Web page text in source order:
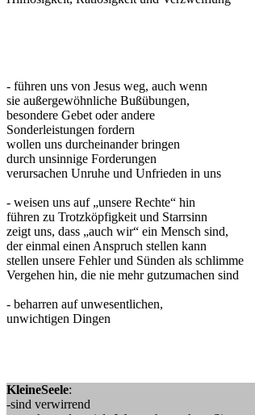
gibt uns
weist uns zärtlich
auf
und
- führen uns von Jesus weg, auch wenn
sie außergewöhnliche Bußübungen,
besondere Gebet oder andere Mut
Sonderleistungen fordern Mut
wollen uns durcheinander bringen
durch unsinnige Forderungen
verursachen Unruhe und Unfrieden in
- weisen uns auf „unsere Rechte“ hin
führen zu Trotzköpfigkeit und Starrsinn
zeigt uns, dass „auch wir“ ein Mensch
der einmal einen Anspruch stellen kann
stellen unsere Fehler und Sünden als schlimme
Vergehen hin, die nie mehr gutzumachen sind
- beharren auf unwesentlichen, +
unwichtigen Dingen
KleineSeele:
-sind verwirrend + macht